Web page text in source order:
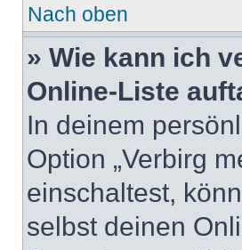
Nach oben
» Wie kann ich
Online-Liste
In deinem
Option „Verbirg
einschaltest,
selbst deinen